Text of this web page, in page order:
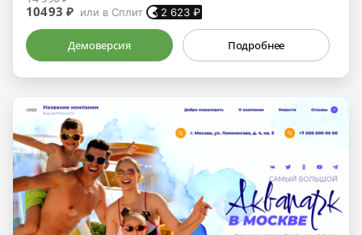
10493 ₽ или в Сплит 2 623 ₽
Демоверсия Подробнее